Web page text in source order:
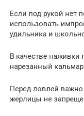
Если под рукой нет
использовать
удильника и
В качестве наживки
нарезанный
Перед ловлей
жерлицы не